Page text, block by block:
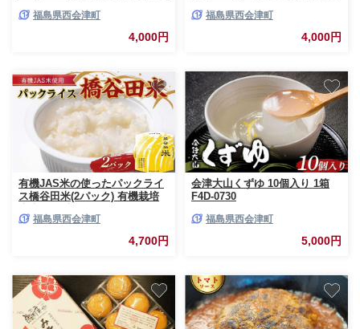
福島県西会津町
4,000円
福島県西会津町
4,000円
有機JAS米の使ったパックライ
ス橋谷田米(2パック) 有機栽培
かり パック ごはん ご飯 備蓄
防災 非常食 食品 F4D-1686
福島県西会津町
4,700円
会津大山くずゆ 10個入り 1箱
F4D-0730
福島県西会津町
5,000円